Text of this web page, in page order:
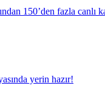
150’den fazla canlı
yerin hazır!